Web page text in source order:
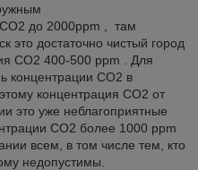
до 2000ppm , там
это достаточно чистый город
СО2 400-500 ppm . Для
концентрации СО2 в
концентрация СО2 от
это уже неблагоприятные
СО2 более 1000 ppm
всем, в том числе тем, кто
недопустимы.